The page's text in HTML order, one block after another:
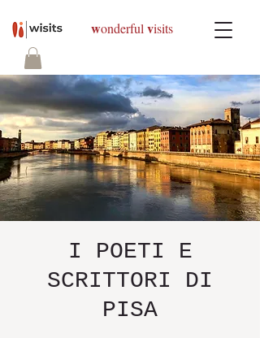
wonderful visits
I POETI E
SCRITTORI DI
PISA